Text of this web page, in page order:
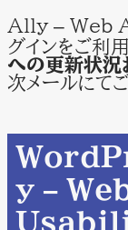
Ally – Web
グインをご利
への更新状況
次メールにて
y –